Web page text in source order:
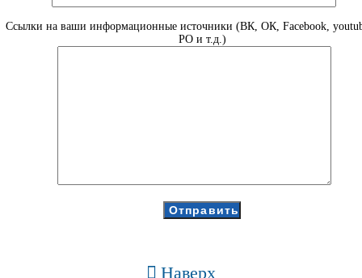
Ссылки на ваши информационные источники (ВК, ОК, Facebook,
РО и т.д.)
Наверх